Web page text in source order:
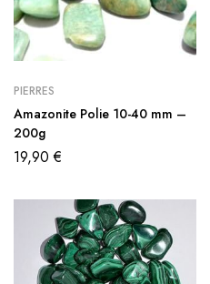
PIERRES
Amazonite Polie 10-40 mm –
200g
19,90€